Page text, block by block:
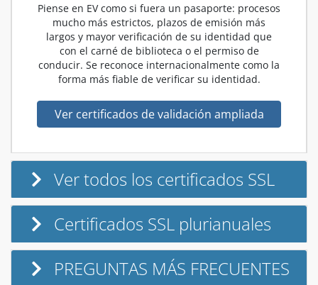
Piense en EV como si fuera un pasaporte: procesos
mucho más estrictos, plazos de emisión más
largos y mayor verificación de su identidad que
con el carné de biblioteca o el permiso de
conducir. Se reconoce internacionalmente como la
forma más fiable de verificar su identidad.
Ver certificados de validación ampliada
Ver todos los certificados SSL
Certificados SSL plurianuales
PREGUNTAS MÁS FRECUENTES